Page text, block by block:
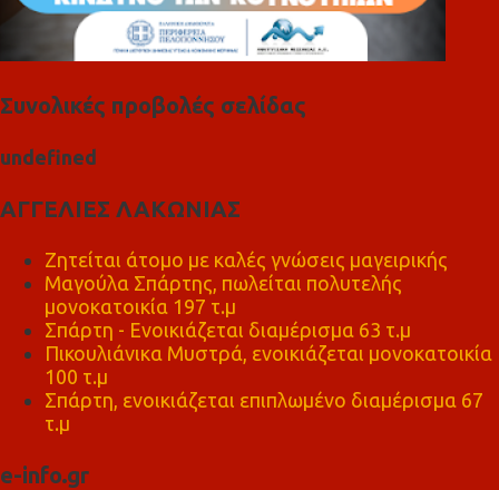
Συνολικές προβολές σελίδας
undefned
ΑΓΓΕΛΙΕΣ ΛΑΚΩΝΙΑΣ
Ζητείται άτομο με καλές γνώσεις μαγειρικής
Μαγούλα Σπάρτης, πωλείται πολυτελής
μονοκατοικία 197 τ.μ
Σπάρτη - Ενοικιάζεται διαμέρισμα 63 τ.μ
Πικουλιάνικα Μυστρά, ενοικιάζεται μονοκατοικία
100 τ.μ
Σπάρτη, ενοικιάζεται επιπλωμένο διαμέρισμα 67
τ.μ
e-info.gr